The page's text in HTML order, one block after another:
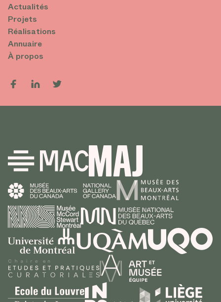
Actualités
Projets
Réalisations
Annuaire
À propos